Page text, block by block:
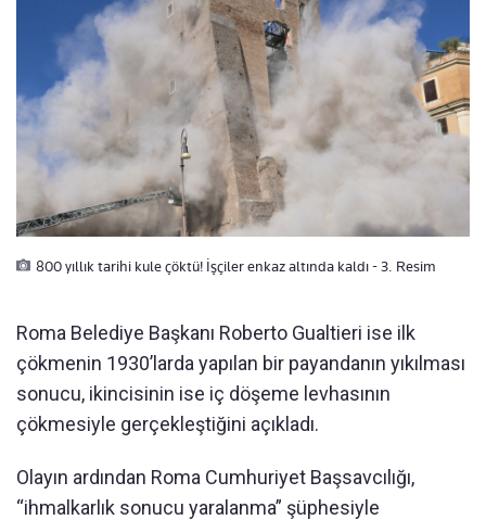
800 yıllık tarihi kule çöktü! İşçiler enkaz altında kaldı - 3. Resim
Roma Belediye Başkanı Roberto Gualtieri ise ilk
çökmenin 1930’larda yapılan bir payandanın yıkılması
sonucu, ikincisinin ise iç döşeme levhasının
çökmesiyle gerçekleştiğini açıkladı.
Olayın ardından Roma Cumhuriyet Başsavcılığı,
“ihmalkarlık sonucu yaralanma” şüphesiyle